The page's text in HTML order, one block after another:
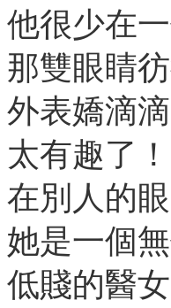
他很少在
那雙眼睛
外表嬌滴
太有趣了！
在別人的眼
她是一個
低賤的醫女